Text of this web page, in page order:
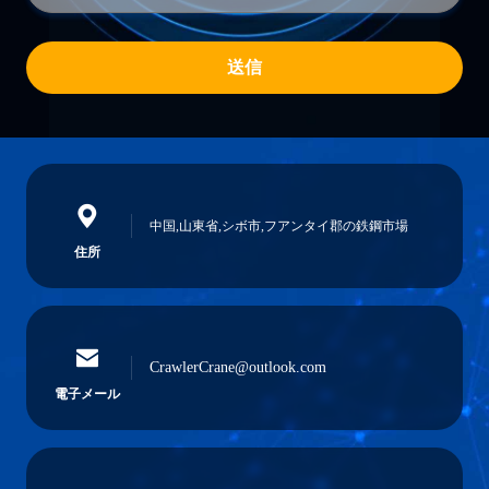
送信
住所
中国,山東省,シボ市,フアンタイ郡の鉄鋼市場
電子メール
CrawlerCrane@outlook.com